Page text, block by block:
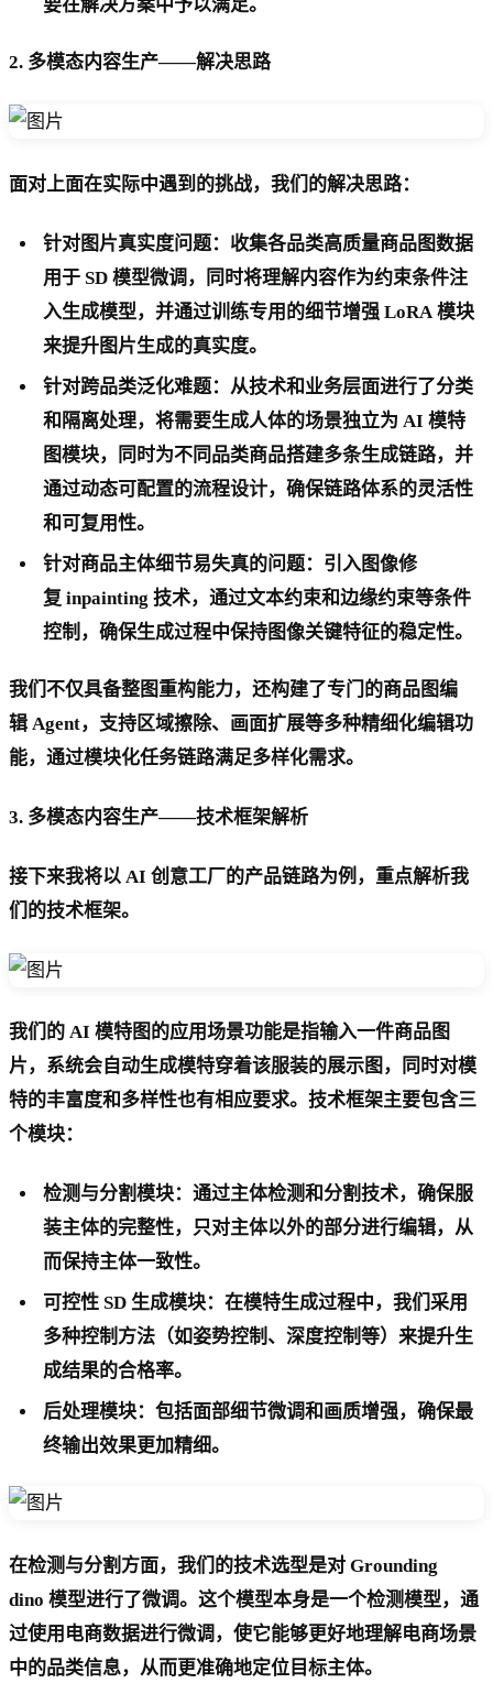
要在解决方案中予以满足。
2. 多模态内容生产——解决思路
面对上面在实际中遇到的挑战，我们的解决思路：
针对图片真实度问题：收集各品类高质量商品图数据
用于 SD 模型微调，同时将理解内容作为约束条件注
入生成模型，并通过训练专用的细节增强 LoRA 模块
来提升图片生成的真实度。
针对跨品类泛化难题：从技术和业务层面进行了分类
和隔离处理，将需要生成人体的场景独立为 AI 模特
图模块，同时为不同品类商品搭建多条生成链路，并
通过动态可配置的流程设计，确保链路体系的灵活性
和可复用性。
针对商品主体细节易失真的问题：引入图像修
复 inpainting 技术，通过文本约束和边缘约束等条件
控制，确保生成过程中保持图像关键特征的稳定性。
我们不仅具备整图重构能力，还构建了专门的商品图编
辑 Agent，支持区域擦除、画面扩展等多种精细化编辑功
能，通过模块化任务链路满足多样化需求。
3. 多模态内容生产——技术框架解析
接下来我将以 AI 创意工厂的产品链路为例，重点解析我
们的技术框架。
我们的 AI 模特图的应用场景功能是指输入一件商品图
片，系统会自动生成模特穿着该服装的展示图，同时对模
特的丰富度和多样性也有相应要求。技术框架主要包含三
个模块：
检测与分割模块：通过主体检测和分割技术，确保服
装主体的完整性，只对主体以外的部分进行编辑，从
而保持主体一致性。
可控性 SD 生成模块：在模特生成过程中，我们采用
多种控制方法（如姿势控制、深度控制等）来提升生
成结果的合格率。
后处理模块：包括面部细节微调和画质增强，确保最
终输出效果更加精细。
在检测与分割方面，我们的技术选型是对 Grounding
dino 模型进行了微调。这个模型本身是一个检测模型，通
过使用电商数据进行微调，使它能够更好地理解电商场景
中的品类信息，从而更准确地定位目标主体。